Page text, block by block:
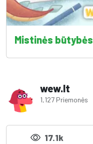
Mistinės būtybės
wew.lt
1,127 Priemonės
17.1k